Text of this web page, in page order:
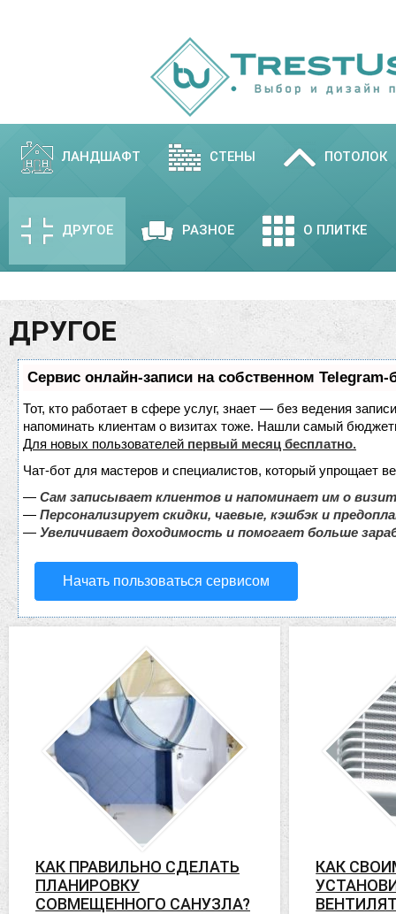
ЛАНДШАФТ СТЕНЫ ПОТОЛОК
ДРУГОЕ РАЗНОЕ О ПЛИТКЕ
ДРУГОЕ
Сервис онлайн-записи на собственном Telegram-
Тот, кто работает в сфере услуг, знает — без ведения
напоминать клиентам о визитах тоже. Нашли самый
Для новых пользователей первый месяц бесплатно.
Чат-бот для мастеров и специалистов, который упрощает
— Сам записывает клиентов и напоминает им о
— Персонализирует скидки, чаевые, кэшбэк и
— Увеличивает доходимость и помогает больше
Начать пользоваться сервисом
КАК ПРАВИЛЬНО СДЕЛАТЬ
ПЛАНИРОВКУ
СОВМЕЩЕННОГО САНУЗЛА?
КАК